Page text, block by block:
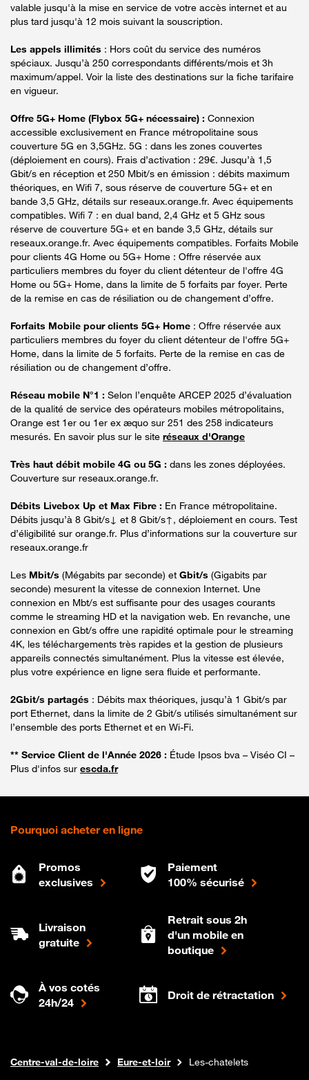
valable jusqu'à la mise en service de votre accès internet et au
plus tard jusqu'à 12 mois suivant la souscription.
Les appels illimités : Hors coût du service des numéros
spéciaux. Jusqu’à 250 correspondants différents/mois et 3h
maximum/appel. Voir la liste des destinations sur la fiche tarifaire
en vigueur.
Offre 5G+ Home (Flybox 5G+ nécessaire) : Connexion
accessible exclusivement en France métropolitaine sous
couverture 5G en 3,5GHz. 5G : dans les zones couvertes
(déploiement en cours). Frais d’activation : 29€. Jusqu’à 1,5
Gbit/s en réception et 250 Mbit/s en émission : débits maximum
théoriques, en Wifi 7, sous réserve de couverture 5G+ et en
bande 3,5 GHz, détails sur reseaux.orange.fr. Avec équipements
compatibles. Wifi 7 : en dual band, 2,4 GHz et 5 GHz sous
réserve de couverture 5G+ et en bande 3,5 GHz, détails sur
reseaux.orange.fr. Avec équipements compatibles. Forfaits Mobile
pour clients 4G Home ou 5G+ Home : Offre réservée aux
particuliers membres du foyer du client détenteur de l'offre 4G
Home ou 5G+ Home, dans la limite de 5 forfaits par foyer. Perte
de la remise en cas de résiliation ou de changement d’offre.
Forfaits Mobile pour clients 5G+ Home : Offre réservée aux
particuliers membres du foyer du client détenteur de l'offre 5G+
Home, dans la limite de 5 forfaits. Perte de la remise en cas de
résiliation ou de changement d’offre.
Réseau mobile N°1 : Selon l’enquête ARCEP 2025 d’évaluation
de la qualité de service des opérateurs mobiles métropolitains,
Orange est 1er ou 1er ex æquo sur 251 des 258 indicateurs
mesurés. En savoir plus sur le site réseaux d'Orange
Très haut débit mobile 4G ou 5G : dans les zones déployées.
Couverture sur reseaux.orange.fr.
Débits Livebox Up et Max Fibre : En France métropolitaine.
Débits jusqu’à 8 Gbit/s↓ et 8 Gbit/s↑, déploiement en cours. Test
d’éligibilité sur orange.fr. Plus d’informations sur la couverture sur
reseaux.orange.fr
Les Mbit/s (Mégabits par seconde) et Gbit/s (Gigabits par
seconde) mesurent la vitesse de connexion Internet. Une
connexion en Mbt/s est suffisante pour des usages courants
comme le streaming HD et la navigation web. En revanche, une
connexion en Gbt/s offre une rapidité optimale pour le streaming
4K, les téléchargements très rapides et la gestion de plusieurs
appareils connectés simultanément. Plus la vitesse est élevée,
plus votre expérience en ligne sera fluide et performante.
2Gbit/s partagés : Débits max théoriques, jusqu’à 1 Gbit/s par
port Ethernet, dans la limite de 2 Gbit/s utilisés simultanément sur
l’ensemble des ports Ethernet et en Wi-Fi.
** Service Client de l'Année 2026 : Étude Ipsos bva – Viséo CI –
Plus d'infos sur escda.fr
Pourquoi acheter en ligne
Promos
exclusives
Paiement
100% sécurisé
Livraison
gratuite
Retrait sous 2h
d'un mobile en
boutique
À vos cotés
24h/24
Droit de rétractation
Boutique Orange
Internet fibre
Centre-val-de-loire Eure-et-loir Les-chatelets